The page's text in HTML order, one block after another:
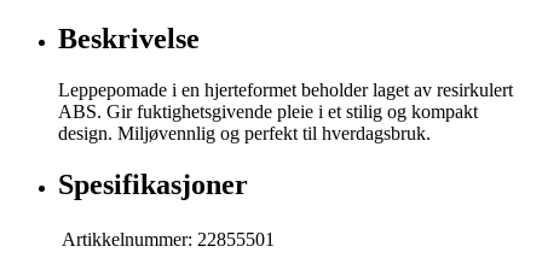
Beskrivelse
Leppepomade i en hjerteformet beholder laget av resirkulert
ABS. Gir fuktighetsgivende pleie i et stilig og kompakt
design. Miljøvennlig og perfekt til hverdagsbruk.
Spesifikasjoner
Artikkelnummer: 22855501